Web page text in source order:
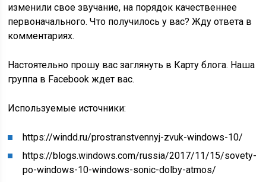
изменили свое звучание, на порядок качественнее
первоначального. Что получилось у вас? Жду ответа в
комментариях.
Настоятельно прошу вас заглянуть в Карту блога. Наша
группа в Facebook ждет вас.
Используемые источники:
https://windd.ru/prostranstvennyj-zvuk-windows-10/
https://blogs.windows.com/russia/2017/11/15/sovety-
po-windows-10-windows-sonic-dolby-atmos/